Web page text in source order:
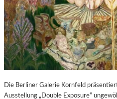
Die Berliner Galerie Kornfeld
Ausstellung „Double Exposure“